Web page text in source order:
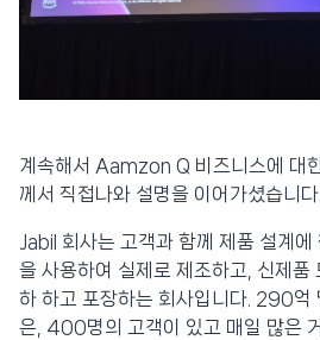
계속해서 Aamzon Q 비즈니스에 대
께서 직접나와 설명을 이어가셨습니다.
Jabil 회사는 고객과 함께 제품 설계
을 사용하여 실제로 제조하고, 신제품
하 하고 포장하는 회사입니다. 290억
은, 400명의 고객이 있고 매일 많은